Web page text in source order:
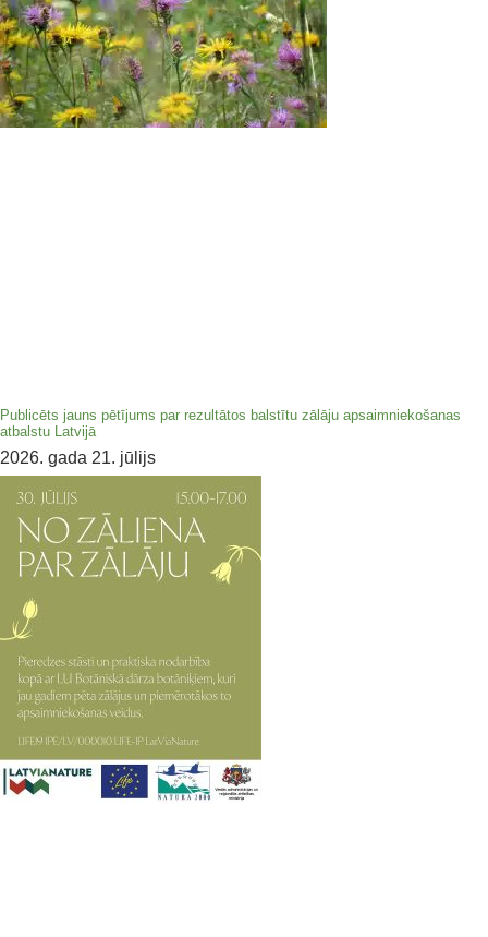
Publicēts jauns pētījums par rezultātos balstītu zālāju apsaimniekošanas
atbalstu Latvijā
2026. gada 21. jūlijs